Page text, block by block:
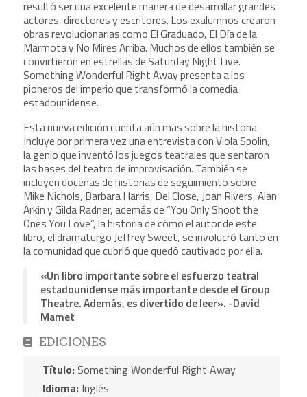
resultó ser una excelente manera de desarrollar grandes
actores, directores y escritores. Los exalumnos crearon
obras revolucionarias como El Graduado, El Día de la
Marmota y No Mires Arriba. Muchos de ellos también se
convirtieron en estrellas de Saturday Night Live.
Something Wonderful Right Away presenta a los
pioneros del imperio que transformó la comedia
estadounidense.
Esta nueva edición cuenta aún más sobre la historia.
Incluye por primera vez una entrevista con Viola Spolin,
la genio que inventó los juegos teatrales que sentaron
las bases del teatro de improvisación. También se
incluyen docenas de historias de seguimiento sobre
Mike Nichols, Barbara Harris, Del Close, Joan Rivers, Alan
Arkin y Gilda Radner, además de “You Only Shoot the
Ones You Love”, la historia de cómo el autor de este
libro, el dramaturgo Jeffrey Sweet, se involucró tanto en
la comunidad que cubrió que quedó cautivado por ella.
«Un libro importante sobre el esfuerzo teatral
estadounidense más importante desde el Group
Theatre. Además, es divertido de leer». -David
Mamet
EDICIONES
Título: Something Wonderful Right Away
Idioma: Inglés